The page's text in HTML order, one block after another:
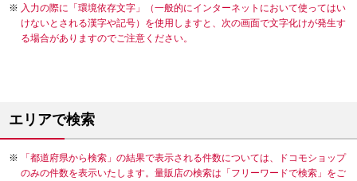
入力の際に「環境依存文字」（一般的にインターネットにおいて使ってはい
けないとされる漢字や記号）を使用しますと、次の画面で文字化けが発生す
る場合がありますのでご注意ください。
エリアで検索
「都道府県から検索」の結果で表示される件数については、ドコモショップ
のみの件数を表示いたします。量販店の検索は「フリーワードで検索」をご